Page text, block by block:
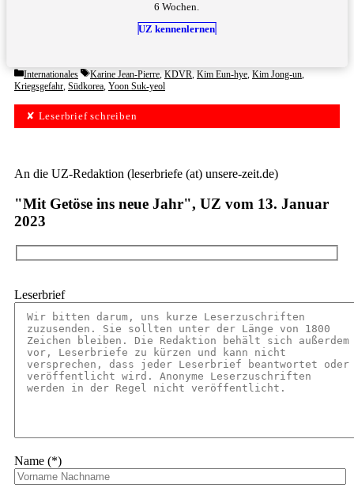
6 Wochen.
UZ kennenlernen
Categories
Internationales Tags
Karine Jean-Pierre, KDVR, Kim Eun-hye, Kim Jong-un,
Kriegsgefahr, Südkorea, Yoon Suk-yeol
✘ Leserbrief schreiben
An die UZ-Redaktion (leserbriefe (at) unsere-zeit.de)
"Mit Getöse ins neue Jahr", UZ vom 13. Januar
2023
Leserbrief
Name (*)